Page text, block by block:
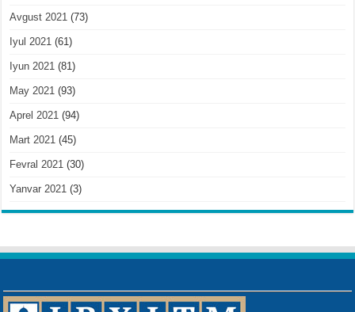
Avgust 2021 (73)
Iyul 2021 (61)
Iyun 2021 (81)
May 2021 (93)
Aprel 2021 (94)
Mart 2021 (45)
Fevral 2021 (30)
Yanvar 2021 (3)